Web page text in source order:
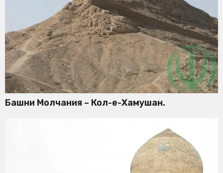
Башни Молчания – Кол-е-Хамушан.